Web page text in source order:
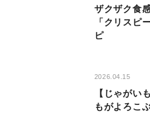
ザクザク食
「クリスピ
ピ
2026.04.15
【じゃがい
もがよろこ